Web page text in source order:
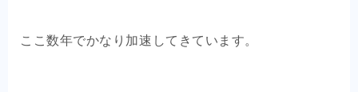
ここ数年でかなり加速してきています。